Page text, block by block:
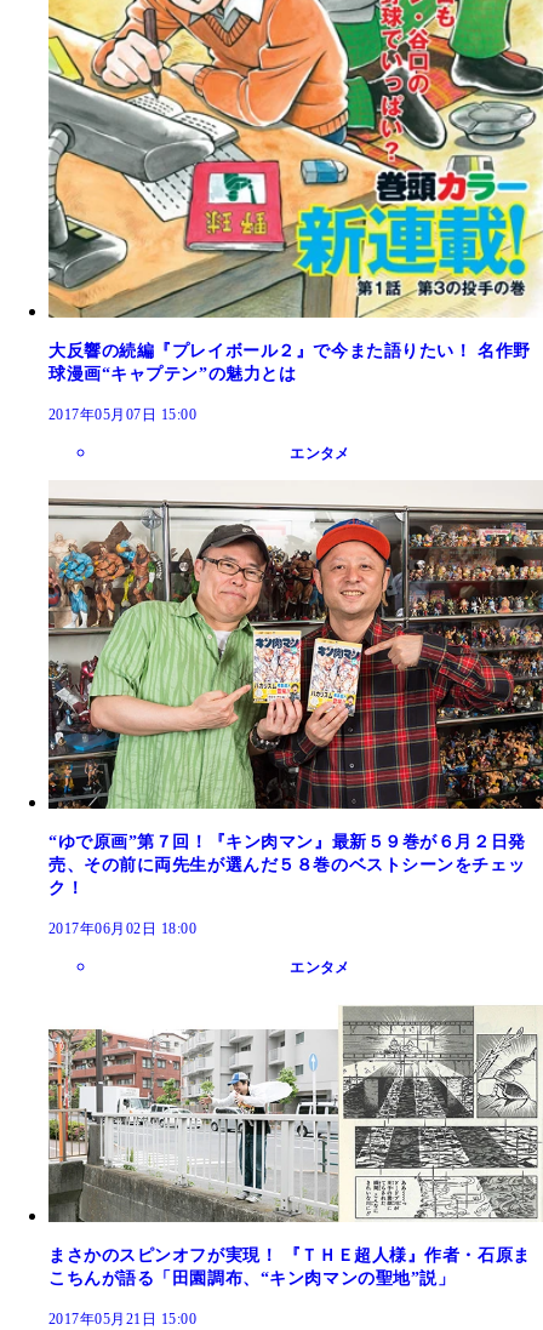
大反響の続編『プレイボール２』で今また語りたい！ 名作野
球漫画“キャプテン”の魅力とは
2017年05月07日 15:00
エンタメ
“ゆで原画”第７回！『キン肉マン』最新５９巻が６月２日発
売、その前に両先生が選んだ５８巻のベストシーンをチェッ
ク！
2017年06月02日 18:00
エンタメ
まさかのスピンオフが実現！ 『ＴＨＥ超人様』作者・石原ま
こちんが語る「田園調布、“キン肉マンの聖地”説」
2017年05月21日 15:00